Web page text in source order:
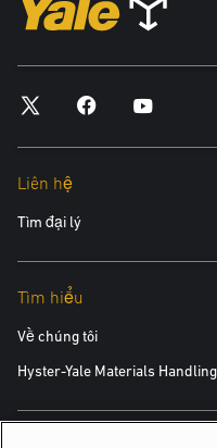
Liên hệ
Tìm đại lý
Tìm hiểu
Về chúng tôi
Hyster-Yale Materials Handling